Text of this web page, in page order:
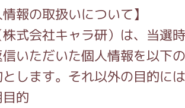
情報の取扱いについて】
式会社キャラ研）は、当選
いただいた個人情報を以下
します。それ以外の目的に
的